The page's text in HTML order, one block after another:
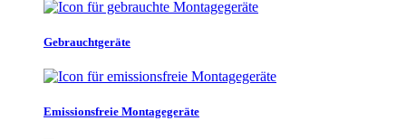
Gebrauchtgeräte
Emissionsfreie Montagegeräte